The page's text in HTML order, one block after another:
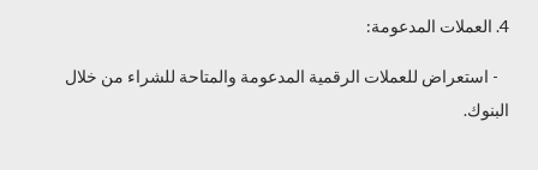
4. العملات المدعومة:
- استعراض للعملات الرقمية المدعومة والمتاحة للشراء من خلال
البنوك.